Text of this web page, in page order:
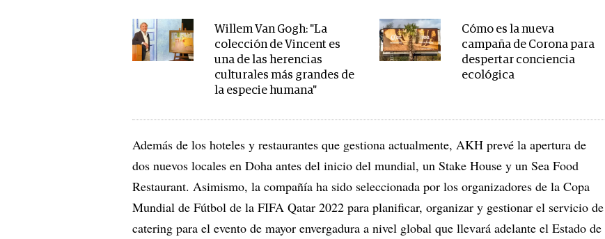
Willem Van Gogh: "La
colección de Vincent es
una de las herencias
culturales más grandes de
la especie humana"
Cómo es la nueva
campaña de Corona para
despertar conciencia
ecológica
Además de los hoteles y restaurantes que gestiona actualmente, AKH prevé la apertura de
dos nuevos locales en Doha antes del inicio del mundial, un Stake House y un Sea Food
Restaurant. Asimismo, la compañía ha sido seleccionada por los organizadores de la Copa
Mundial de Fútbol de la FIFA Qatar 2022 para planificar, organizar y gestionar el servicio de
catering para el evento de mayor envergadura a nivel global que llevará adelante el Estado de